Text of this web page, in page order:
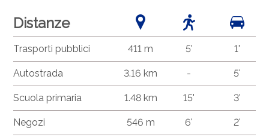
Distanze
Trasporti pubblici 411 m 5' 1'
Autostrada 3.16 km - 5'
Scuola primaria 1.48 km 15' 3'
Negozi 546 m 6' 2'